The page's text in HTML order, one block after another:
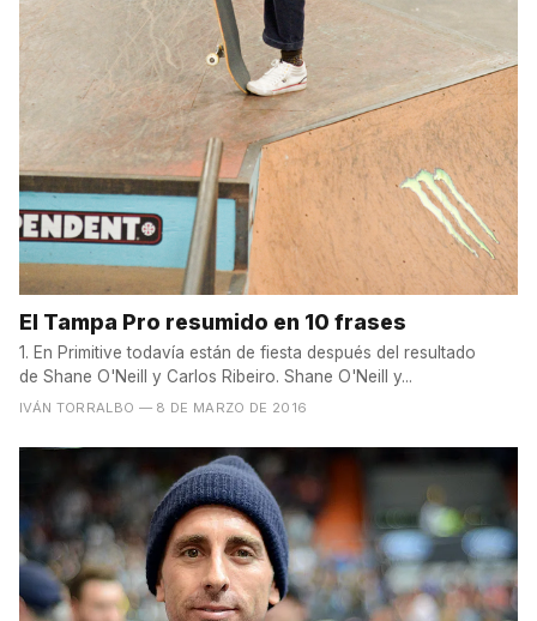
El Tampa Pro resumido en 10 frases
1. En Primitive todavía están de fiesta después del resultado
de Shane O'Neill y Carlos Ribeiro. Shane O'Neill y...
IVÁN TORRALBO — 8 DE MARZO DE 2016